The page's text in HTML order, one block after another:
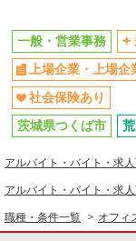
一般・営業事務
上場企業・上場
社会保険あり
茨城県つくば市
アルバイト・バイト・求
アルバイト・バイト・求
職種・条件一覧 オフィ